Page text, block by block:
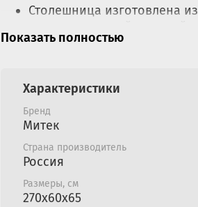
Столешница изготовлена
Ножки стола изготовлены
Показать полностью
Характеристики
Бренд
Митек
Страна производитель
Россия
Размеры, см
270x60x65